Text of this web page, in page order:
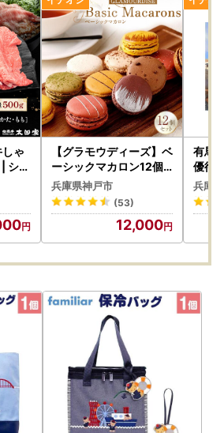
※※
ふるさと納税の商品を転載した悪質な
商品を転載した悪質な偽サイト・詐欺
ています。
価格から値下げ」、「お得」などの記
サイトです。
うにご注意ください。
ゃ
シャ
【グラモウディーズ】ベ
ーシックマカロン12個
セット お菓子 スイーツ
デザート ギフト 神戸お
菓子
兵庫県神戸市
(53)
12,000
有馬
優待
ホテ
ル 予
庫 神
兵庫